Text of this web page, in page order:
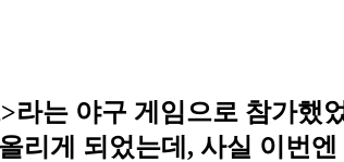
는 야구 게임으로 참가했
리게 되었는데, 사실 이번